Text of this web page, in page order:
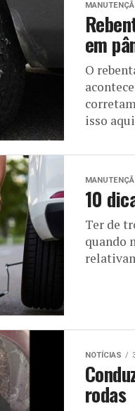
em
O
isso
10
Ter de
quando
NOTÍCIAS
rodas